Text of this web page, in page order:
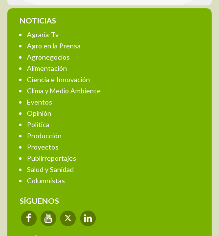
NOTICIAS
Agraria-Tv
Agro en la Prensa
Agronegocios
Alimentación
Ciencia e Innovación
Clima y Medio Ambiente
Eventos
Opinión
Política
Producción
Proyectos
Publirreportajes
Salud y Sanidad
Columnistas
SÍGUENOS